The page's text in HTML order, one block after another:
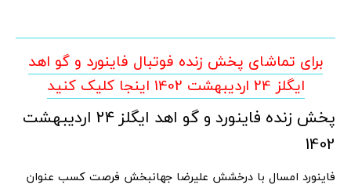
برای تماشای پخش زنده فوتبال فاینورد و گو اهد
ایگلز 24 اردیبهشت 1402 اینجا کلیک کنید
پخش زنده فاینورد و گو اهد ایگلز 24 اردیبهشت
1402
فاینورد امسال با درخشش علیرضا جهانبخش فرصت کسب عنوان